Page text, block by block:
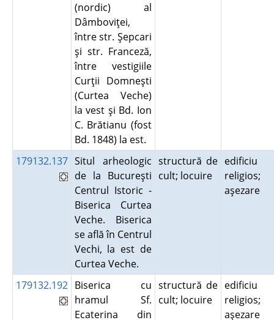
(nordic) al
Dâmboviţei,
între str. Şepcari
şi str. Franceză,
între vestigiile
Curţii Domneşti
(Curtea Veche)
la vest şi Bd. Ion
C. Brătianu (fost
Bd. 1848) la est.
179132.137 Situl arheologic
de la Bucureşti
Centrul Istoric -
Biserica Curtea
Veche. Biserica
se află în Centrul
Vechi, la est de
Curtea Veche.
structură de
cult; locuire
edificiu
religios;
aşezare
179132.192 Biserica cu
hramul Sf.
Ecaterina din
structură de
cult; locuire
edificiu
religios;
aşezare